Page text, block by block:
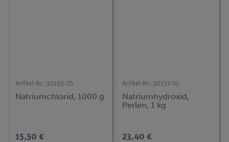
Artikel-Nr.:30155-70
Natriumchlorid, 1000 g
15,50 €
Artikel-Nr.:30157-70
Natriumhydroxid,
Perlen, 1 kg
23,40 €